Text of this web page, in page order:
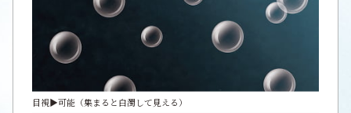
目視▶可能（集まると白濁して見える）